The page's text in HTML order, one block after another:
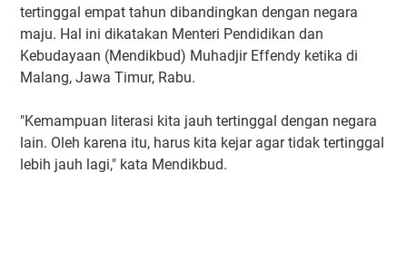
tertinggal empat tahun dibandingkan dengan negara
maju. Hal ini dikatakan Menteri Pendidikan dan
Kebudayaan (Mendikbud) Muhadjir Effendy ketika di
Malang, Jawa Timur, Rabu.
"Kemampuan literasi kita jauh tertinggal dengan negara
lain. Oleh karena itu, harus kita kejar agar tidak tertinggal
lebih jauh lagi," kata Mendikbud.